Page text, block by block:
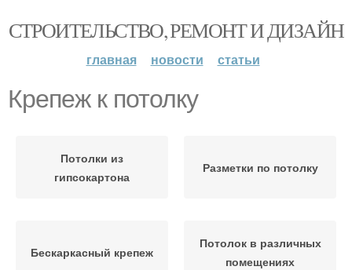
СТРОИТЕЛЬСТВО, РЕМОНТ И ДИЗАЙН
главная новости статьи
Крепеж к потолку
Потолки из
гипсокартона
Разметки по потолку
Бескаркасный крепеж
Потолок в различных
помещениях